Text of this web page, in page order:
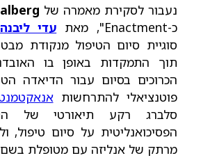
נעבור לסקירת מאמרה של
כ-Enactment", מאת
עדי
סוגיית סיום הטיפול מנקודת
תוך התמקדות באופן בו
הכרוכים בסיום עבור הדיאדה
פוטנציאלי להתרחשות
סלברג רקע תיאורטי של
הפסיכואנליטית על סיום טיפול,
מרתק של אנליזה עם מטופלת בשם